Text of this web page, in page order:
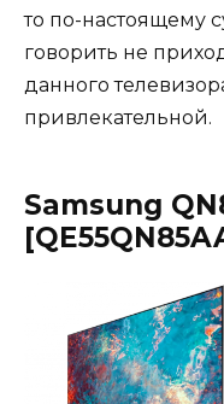
то по-настоящему
говорить не
данного
привлекательной.
Samsung